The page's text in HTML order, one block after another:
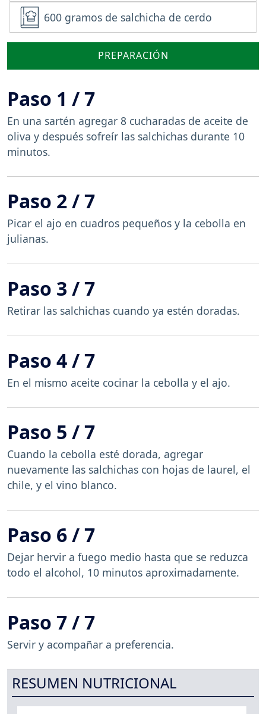
600 gramos de salchicha de cerdo
PREPARACIÓN
Paso 1 / 7
En una sartén agregar 8 cucharadas de aceite de
oliva y después sofreír las salchichas durante 10
minutos.
Paso 2 / 7
Picar el ajo en cuadros pequeños y la cebolla en
julianas.
Paso 3 / 7
Retirar las salchichas cuando ya estén doradas.
Paso 4 / 7
En el mismo aceite cocinar la cebolla y el ajo.
Paso 5 / 7
Cuando la cebolla esté dorada, agregar
nuevamente las salchichas con hojas de laurel, el
chile, y el vino blanco.
Paso 6 / 7
Dejar hervir a fuego medio hasta que se reduzca
todo el alcohol, 10 minutos aproximadamente.
Paso 7 / 7
Servir y acompañar a preferencia.
RESUMEN NUTRICIONAL